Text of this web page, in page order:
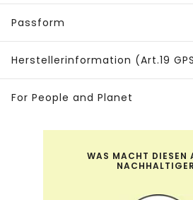
Passform
Herstellerinformation (Art.19
For People and Planet
WAS MACHT DIESEN